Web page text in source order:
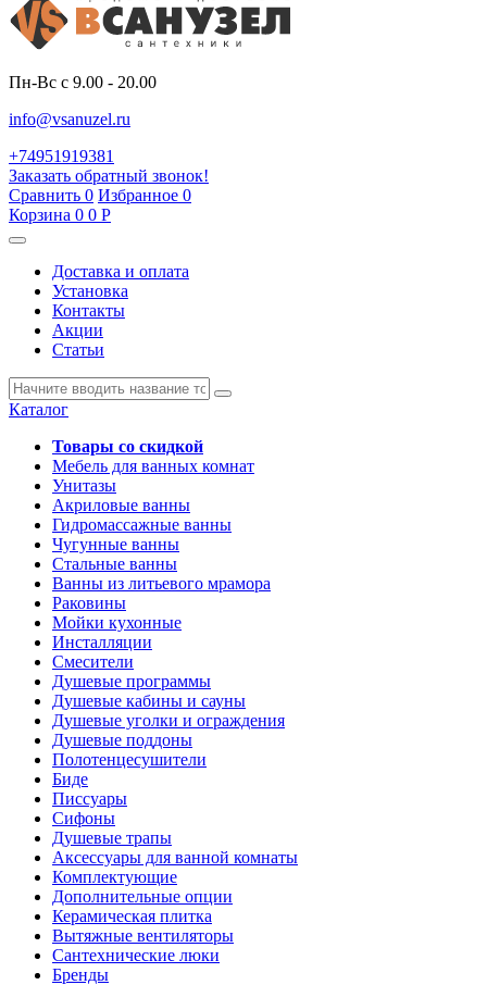
Пн-Вс с 9.00 - 20.00
info@vsanuzel.ru
+74951919381
Заказать обратный звонок!
Сравнить 0 Избранное 0
Корзина 0 0 Р
Доставка и оплата
Установка
Контакты
Акции
Статьи
Каталог
Товары со скидкой
Мебель для ванных комнат
Унитазы
Акриловые ванны
Гидромассажные ванны
Чугунные ванны
Стальные ванны
Ванны из литьевого мрамора
Раковины
Мойки кухонные
Инсталляции
Смесители
Душевые программы
Душевые кабины и сауны
Душевые уголки и ограждения
Душевые поддоны
Полотенцесушители
Биде
Писсуары
Сифоны
Душевые трапы
Аксессуары для ванной комнаты
Комплектующие
Дополнительные опции
Керамическая плитка
Вытяжные вентиляторы
Сантехнические люки
Бренды